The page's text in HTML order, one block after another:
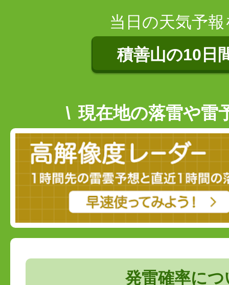
当日の天気予
積善山の10日
現在地の落雷や雷
発雷確率につ